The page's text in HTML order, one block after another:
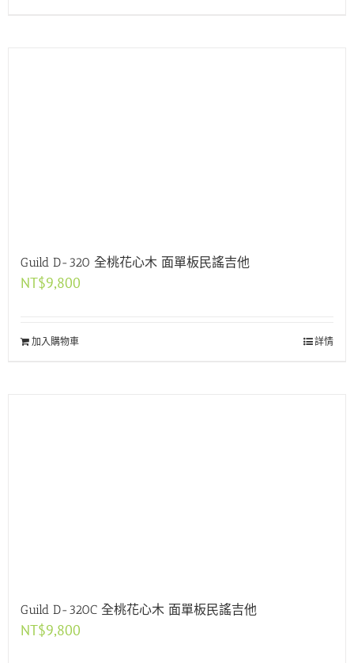
Guild D-320 全桃花心木 面單板民謠吉他
NT$9,800
加入購物車 詳情
Guild D-320C 全桃花心木 面單板民謠吉他
NT$9,800